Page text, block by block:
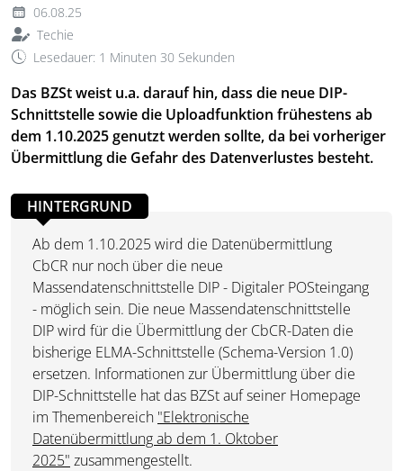
06.08.25
Techie
Lesedauer: 1 Minuten 30 Sekunden
Das BZSt weist u.a. darauf hin, dass die neue DIP-
Schnittstelle sowie die Uploadfunktion frühestens ab
dem 1.10.2025 genutzt werden sollte, da bei vorheriger
Übermittlung die Gefahr des Datenverlustes besteht.
HINTERGRUND
Ab dem 1.10.2025wird die Datenübermittlung
CbCR nur noch über die neue
Massendatenschnittstelle DIP - Digitaler POSteingang
- möglich sein. Die neue Massendatenschnittstelle
DIP wird für die Übermittlung der CbCR-Daten die
bisherige ELMA-Schnittstelle (Schema-Version 1.0)
ersetzen. Informationen zur Übermittlung über die
DIP-Schnittstelle hat das BZSt auf seiner Homepage
im Themenbereich "Elektronische
Datenübermittlung ab dem 1. Oktober
2025" zusammengestellt.